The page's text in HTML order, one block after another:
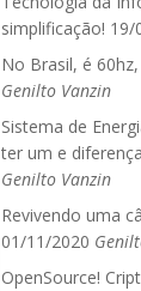
simplificação! 19/
No Brasil, é
Genilto Vanzin
Sistema de
ter um e
Genilto Vanzin
Revivendo uma
01/11/2020
OpenSource!